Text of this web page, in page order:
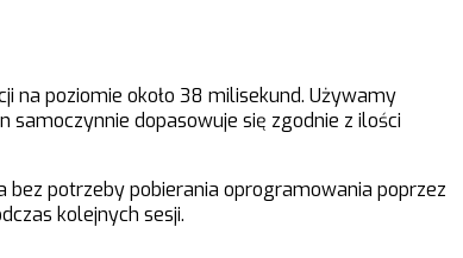
na poziomie około 38 milisekund. Używamy
dopasowuje się zgodnie z ilości
potrzeby pobierania oprogramowania poprzez
kolejnych sesji.